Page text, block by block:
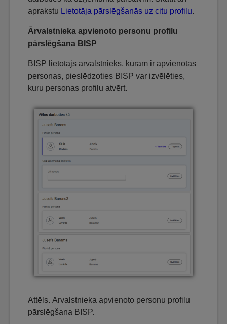
aprakstu Lietotāja pārslēgšanās uz citu profilu.
Ārvalstnieka apvienoto personu profilu
pārslēgšana BISP
BISP lietotājs ārvalstnieks, kuram ir apvienotas
personas, pieslēdzoties BISP var izvēlēties,
kuru personas profilu atvērt.
Attēls. Ārvalstnieka apvienoto personu profilu
pārslēgšana BISP.